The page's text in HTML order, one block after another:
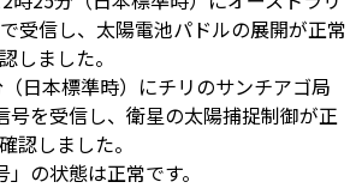
受信し、太陽電池パドルの展開が正常
しました。
日本標準時）にチリのサンチアゴ局
号を受信し、衛星の太陽捕捉制御が正
認しました。
の状態は正常です。